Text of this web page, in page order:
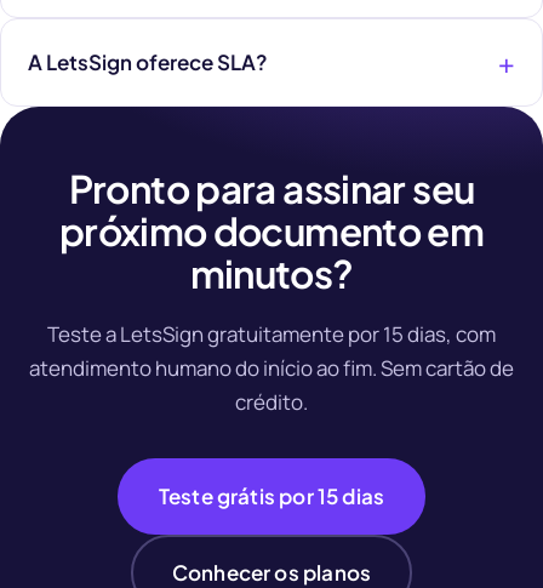
A LetsSign oferece SLA?
Pronto para assinar seu
próximo documento em
minutos?
Teste a LetsSign gratuitamente por 15 dias, com
atendimento humano do início ao fim. Sem cartão de
crédito.
Teste grátis por 15 dias
Conhecer os planos